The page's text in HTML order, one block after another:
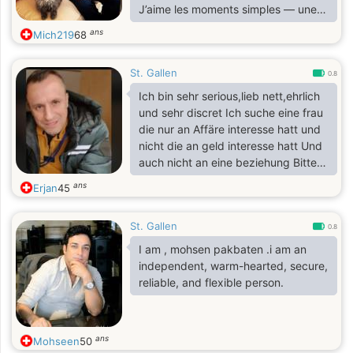
J’aime les moments simples — une
balade, une bonne conversation, un
repas partagé, un sourire complice.
musique, et tout ce qui apporte un
peu de beauté et de sérénité au
quotidien. Je recherche une relation
basée sur la tendresse, le respect et
la joie de partager. Si vous avez le
cœur ouvert et l’envie d’écrire une
belle histoire, peut-être pourrions-
Mich21968 ans
St. Gallen 0.8
Ich bin sehr serious,lieb nett,ehrlich
und sehr discret Ich suche eine frau
die nur an Affäre interesse hatt und
nicht die an geld interesse hatt Und
auch nicht an eine beziehung Bitte
schreiben nur frau die interesse an
eine affäre haben wollen--Danke
Je suis très sérieux, gentil, honnête
et très discret. Je recherche une
femme qui souhaite uniquement une
aventure, et non de l'argent, ni une
relation. Merci de ne me contacter
Erjan45 ans
St. Gallen 0.8
I am , mohsen pakbaten .i am an
independent, warm-hearted, secure,
reliable, and flexible person.
Mohseen50 ans